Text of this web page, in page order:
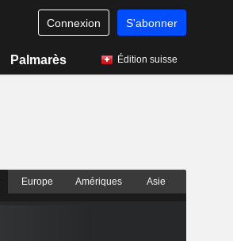
Connexion S'abonner
Palmarès Édition suisse
Europe Amériques Asie